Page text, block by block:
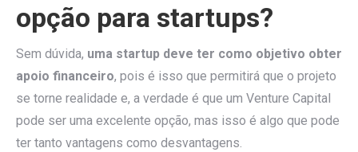
opção para startups?
Sem dúvida, uma startup deve ter como objetivo obter
apoio financeiro, pois é isso que permitirá que o projeto
se torne realidade e, a verdade é que um Venture Capital
pode ser uma excelente opção, mas isso é algo que pode
ter tanto vantagens como desvantagens.